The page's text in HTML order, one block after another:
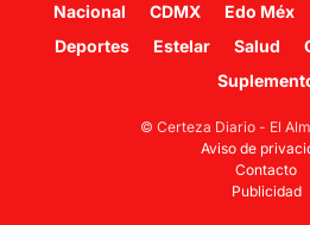
Nacional CDMX Edo Méx
Deportes
Estelar Salud
© Certeza Diario - El
Aviso de
Contacto
Publicidad